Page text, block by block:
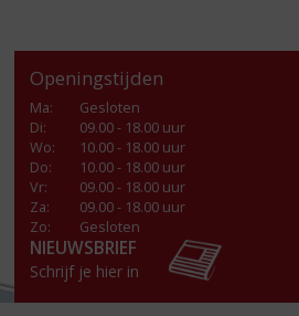
Openingstijden
Ma:
Gesloten
Di:
09.00 - 18.00 uur
Wo:
10.00 - 18.00 uur
Do:
10.00 - 18.00 uur
Vr:
09.00 - 18.00 uur
Za:
09.00 - 18.00 uur
Zo:
Gesloten
NIEUWSBRIEF
Schrijf je hier in